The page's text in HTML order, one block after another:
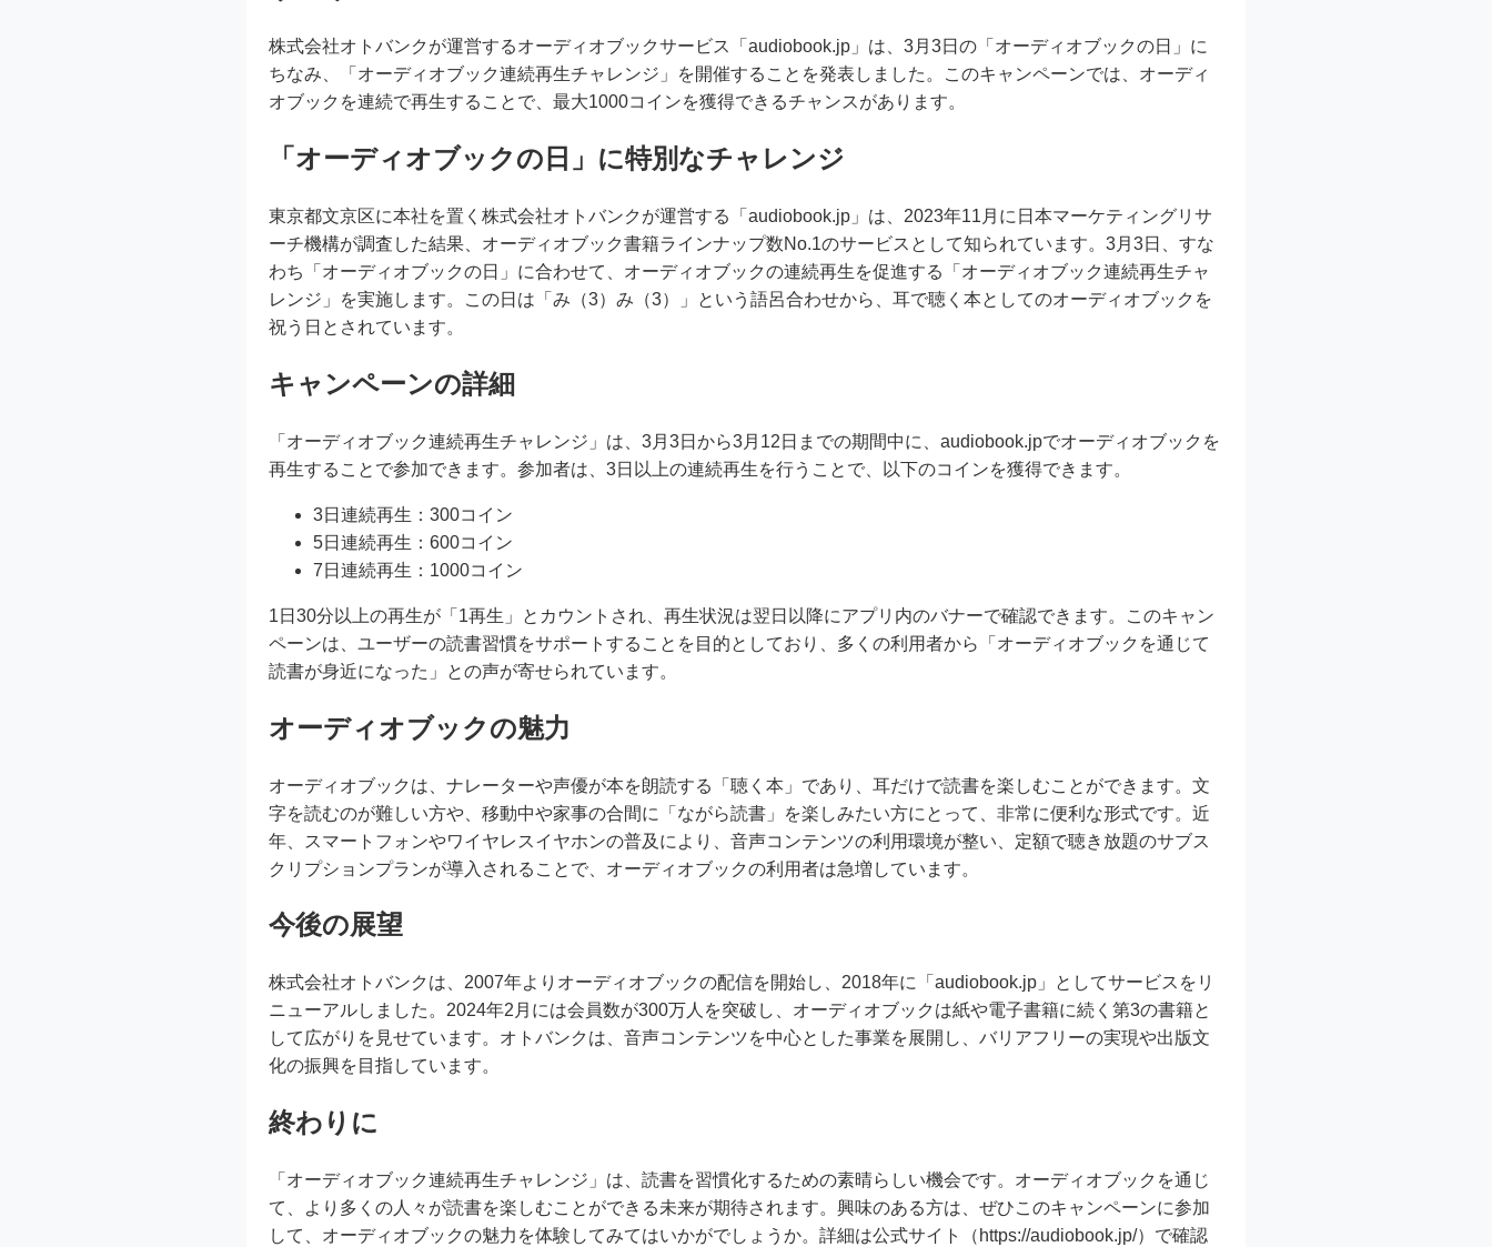
株式会社オトバンクが運営するオーディオブックサービス「audiobook.jp」は、3月3日の「オーディオブックの日」に
ちなみ、「オーディオブック連続再生チャレンジ」を開催することを発表しました。このキャンペーンでは、オーディ
オブックを連続で再生することで、最大1000コインを獲得できるチャンスがあります。
「オーディオブックの日」に特別なチャレンジ
東京都文京区に本社を置く株式会社オトバンクが運営する「audiobook.jp」は、2023年11月に日本マーケティングリサ
ーチ機構が調査した結果、オーディオブック書籍ラインナップ数No.1のサービスとして知られています。3月3日、すな
わち「オーディオブックの日」に合わせて、オーディオブックの連続再生を促進する「オーディオブック連続再生チャ
レンジ」を実施します。この日は「み（3）み（3）」という語呂合わせから、耳で聴く本としてのオーディオブックを
祝う日とされています。
キャンペーンの詳細
「オーディオブック連続再生チャレンジ」は、3月3日から3月12日までの期間中に、audiobook.jpでオーディオブックを
再生することで参加できます。参加者は、3日以上の連続再生を行うことで、以下のコインを獲得できます。
3日連続再生：300コイン
5日連続再生：600コイン
7日連続再生：1000コイン
1日30分以上の再生が「1再生」とカウントされ、再生状況は翌日以降にアプリ内のバナーで確認できます。このキャン
ペーンは、ユーザーの読書習慣をサポートすることを目的としており、多くの利用者から「オーディオブックを通じて
読書が身近になった」との声が寄せられています。
オーディオブックの魅力
オーディオブックは、ナレーターや声優が本を朗読する「聴く本」であり、耳だけで読書を楽しむことができます。文
字を読むのが難しい方や、移動中や家事の合間に「ながら読書」を楽しみたい方にとって、非常に便利な形式です。近
年、スマートフォンやワイヤレスイヤホンの普及により、音声コンテンツの利用環境が整い、定額で聴き放題のサブス
クリプションプランが導入されることで、オーディオブックの利用者は急増しています。
今後の展望
株式会社オトバンクは、2007年よりオーディオブックの配信を開始し、2018年に「audiobook.jp」としてサービスをリ
ニューアルしました。2024年2月には会員数が300万人を突破し、オーディオブックは紙や電子書籍に続く第3の書籍と
して広がりを見せています。オトバンクは、音声コンテンツを中心とした事業を展開し、バリアフリーの実現や出版文
化の振興を目指しています。
終わりに
「オーディオブック連続再生チャレンジ」は、読書を習慣化するための素晴らしい機会です。オーディオブックを通じ
て、より多くの人々が読書を楽しむことができる未来が期待されます。興味のある方は、ぜひこのキャンペーンに参加
して、オーディオブックの魅力を体験してみてはいかがでしょうか。詳細は公式サイト（https://audiobook.jp/）で確認